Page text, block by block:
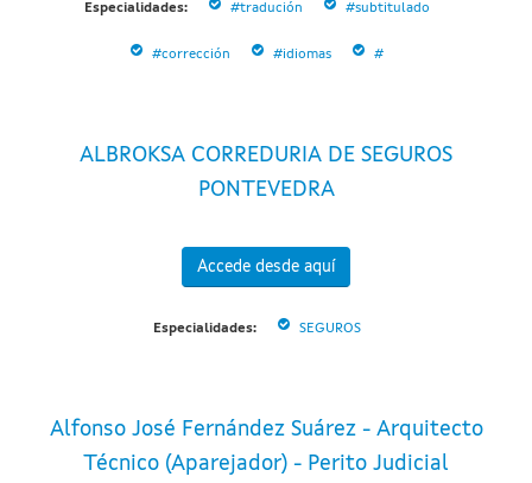
Especialidades: #tradución #subtitulado
#corrección #idiomas #
ALBROKSA CORREDURIA DE SEGUROS
PONTEVEDRA
Accede desde aquí
Especialidades: SEGUROS
Alfonso José Fernández Suárez - Arquitecto
Técnico (Aparejador) - Perito Judicial